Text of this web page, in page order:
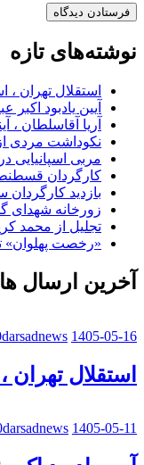
نوشته‌های تازه
استقلال تهران
آیین یادبود
آریا آقاسلطان
نکوداشت مردی از
مربی اسپانیایی
کارگردان
بازدید کارگردان
زورخانه شهدای
تجلیل از محمد
«رخصت پهلوان»
آخرین ارسال ها
1405-05-16
استقلال
1405-05-11